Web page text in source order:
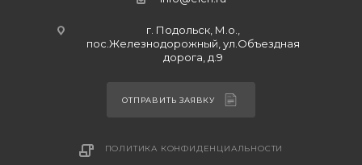
г. Подольск, М.о.,
пос.Железнодорожный, ул.Объездная
дорога, д.9
ОТПРАВИТЬ ЗАЯВКУ
ПОЛИТИКА КОНФИДЕНЦИАЛЬНОСТИ